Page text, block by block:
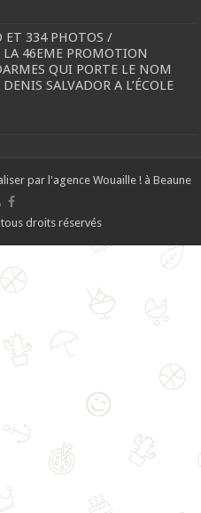
ET 334 PHOTOS /
LA 46EME PROMOTION
QUI PORTE LE NOM
SALVADOR A L’ÉCOLE
par l'agence Wouaille ! à Beaune
droits réservés